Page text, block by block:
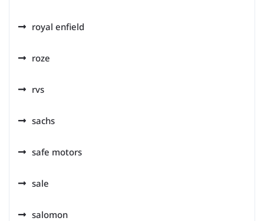
royal enfield
roze
rvs
sachs
safe motors
sale
salomon